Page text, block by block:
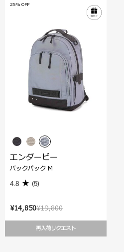
¥19,800
¥14,850
再入荷リクエスト
25% OFF
エンダービー
バックパック M
4.8 (5)